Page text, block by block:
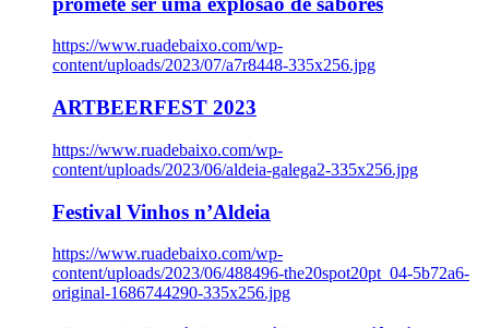
https://www.ruadebaixo.com/wp-
content/uploads/2023/07/a7r8448-335x256.jpg
ARTBEERFEST 2023
https://www.ruadebaixo.com/wp-
content/uploads/2023/06/aldeia-galega2-335x256.jpg
Festival Vinhos n’Aldeia
https://www.ruadebaixo.com/wp-
content/uploads/2023/06/488496-the20spot20pt_04-5b72a6-
original-1686744290-335x256.jpg